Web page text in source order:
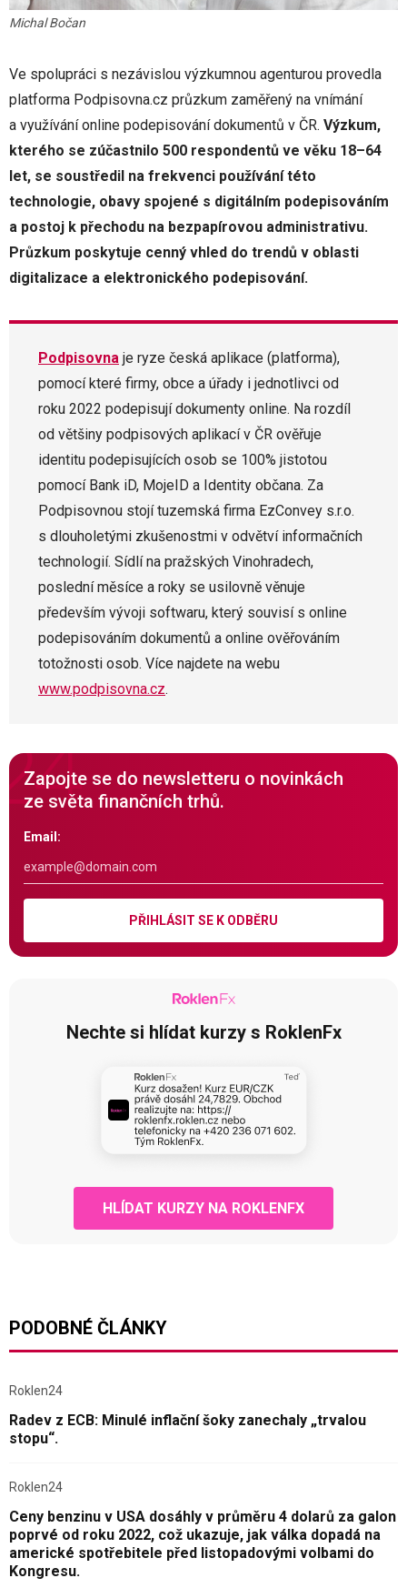
Michal Bočan
Ve spolupráci s nezávislou výzkumnou agenturou provedla
platforma Podpisovna.cz průzkum zaměřený na vnímání
a využívání online podepisování dokumentů v ČR. Výzkum,
kterého se zúčastnilo 500 respondentů ve věku 18–64
let, se soustředil na frekvenci používání této
technologie, obavy spojené s digitálním podepisováním
a postoj k přechodu na bezpapírovou administrativu.
Průzkum poskytuje cenný vhled do trendů v oblasti
digitalizace a elektronického podepisování.
Podpisovna je ryze česká aplikace (platforma),
pomocí které firmy, obce a úřady i jednotlivci od
roku 2022 podepisují dokumenty online. Na rozdíl
od většiny podpisových aplikací v ČR ověřuje
identitu podepisujících osob se 100% jistotou
pomocí Bank iD, MojeID a Identity občana. Za
Podpisovnou stojí tuzemská firma EzConvey s.r.o.
s dlouholetými zkušenostmi v odvětví informačních
technologií. Sídlí na pražských Vinohradech,
poslední měsíce a roky se usilovně věnuje
především vývoji softwaru, který souvisí s online
podepisováním dokumentů a online ověřováním
totožnosti osob. Více najdete na webu
www.podpisovna.cz.
Zapojte se do newsletteru o novinkách
ze světa finančních trhů.
Email:
PŘIHLÁSIT SE K ODBĚRU
Nechte si hlídat kurzy s RoklenFx
HLÍDAT KURZY NA ROKLENFX
PODOBNÉ ČLÁNKY
Roklen24
Radev z ECB: Minulé inflační šoky zanechaly „trvalou
stopu“.
Roklen24
Ceny benzinu v USA dosáhly v průměru 4 dolarů za galon
poprvé od roku 2022, což ukazuje, jak válka dopadá na
americké spotřebitele před listopadovými volbami do
Kongresu.